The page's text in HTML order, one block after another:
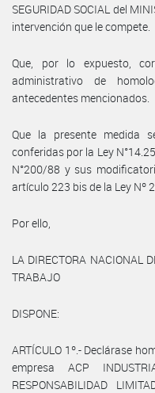
SEGURIDAD SOCIAL del
intervención que le compete.
Que, por lo expuesto,
administrativo de
antecedentes mencionados.
Que la presente medida
conferidas por la Ley
N°200/88 y sus
artículo 223 bis de la Ley Nº
Por ello,
LA DIRECTORA NACIONAL
TRABAJO
DISPONE:
ARTÍCULO 1º.- Declárase
empresa ACP
RESPONSABILIDAD